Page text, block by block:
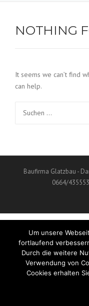
NOTHING
It seems we can’t find
can help.
Baufirma Glatzbau -
0664/
Um unsere
fortlaufend
Durch die weitere
Verwendung von
Cookies erhalten